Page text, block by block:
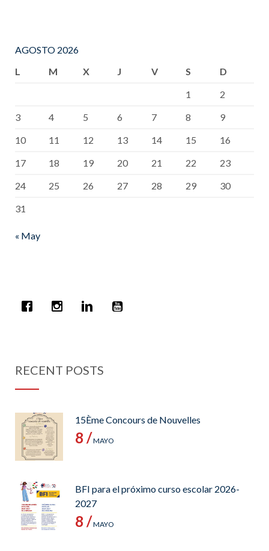
AGOSTO 2026
L
M X J V S
D
1
2
3
4 5 6 7 8
9
10
11 12 13 14 15
16
17
18 19 20 21 22
23
24
25 26 27 28 29
30
31
« May
RECENT POSTS
15Ème Concours de Nouvelles
8 /MAYO
BFI para el próximo curso escolar 2026-
2027
8 /MAYO